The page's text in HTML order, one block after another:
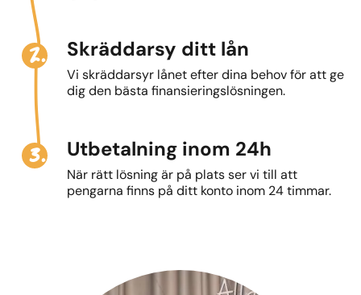
2. Skräddarsy ditt lån
Vi skräddarsyr lånet efter dina behov för att ge
dig den bästa finansieringslösningen.
3. Utbetalning inom 24h
När rätt lösning är på plats ser vi till att
pengarna finns på ditt konto inom 24 timmar.